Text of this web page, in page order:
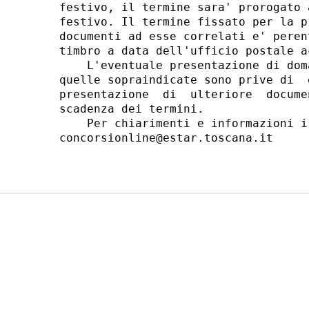
festivo, il termine sara' prorogato
festivo. Il termine fissato per la
documenti ad esse correlati e'
timbro a data dell'ufficio postale
L'eventuale presentazione di
quelle sopraindicate sono prive
presentazione  di  ulteriore
scadenza dei termini.
Per chiarimenti e informazioni
concorsionline@estar.toscana.it